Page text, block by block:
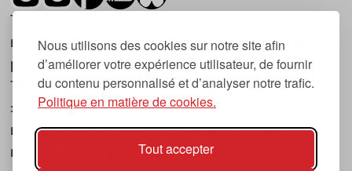
Nous utilisons des cookies sur notre site afin
d’améliorer votre expérience utilisateur, de fournir
du contenu personnalisé et d’analyser notre trafic.
Politique en matière de cookies.
Tout accepter
Tsugi est un mensuel indépendant sur la
musique et les nouvelles tendances, dont la
première parution date de 2007.
Tsugi en japonais signifie « prochain », « suivant
», ce qui correspond à la thématique du
magazine, à l’affût des nouvelles tendances
musicales, qu’elles viennent de la musique